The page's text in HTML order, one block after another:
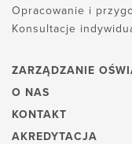
Opracowanie i
Konsultacje
ZARZĄDZANIE
O NAS
KONTAKT
AKREDYTACJA